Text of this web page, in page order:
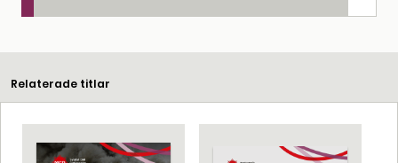
Relaterade titlar